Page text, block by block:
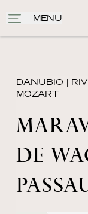
MENU
DANUBIO |
MOZART
DE